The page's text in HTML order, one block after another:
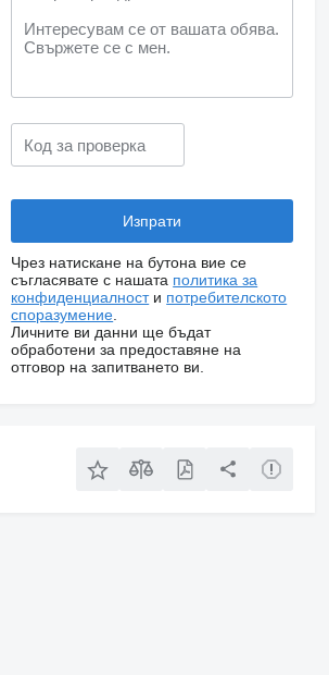
Чрез натискане на бутона вие се
съгласявате с нашата политика за
конфиденциалности потребителското
споразумение
Личните ви данни ще бъдат
обработени за предоставяне на
отговор на запитването ви.